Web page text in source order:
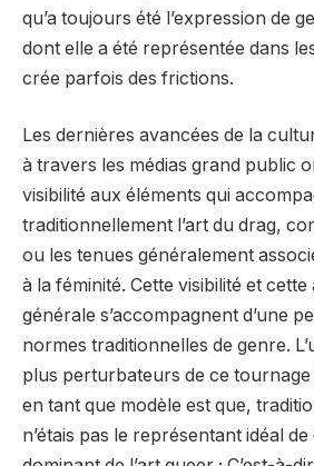
qu’a toujours été l’expression de
dont elle a été représentée dans
crée parfois des frictions.
Les dernières avancées de la
à travers les médias grand public
visibilité aux éléments qui
traditionnellement l’art du drag,
ou les tenues généralement
à la féminité. Cette visibilité et
générale s’accompagnent d’une
normes traditionnelles de genre.
plus perturbateurs de ce
en tant que modèle est que,
n’étais pas le représentant idéal